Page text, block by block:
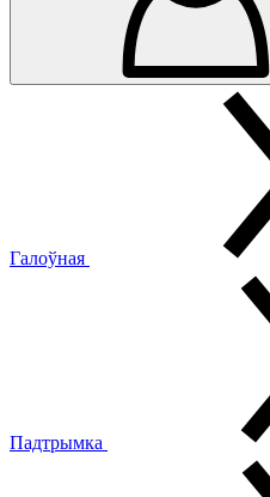
Галоўная
Падтрымка